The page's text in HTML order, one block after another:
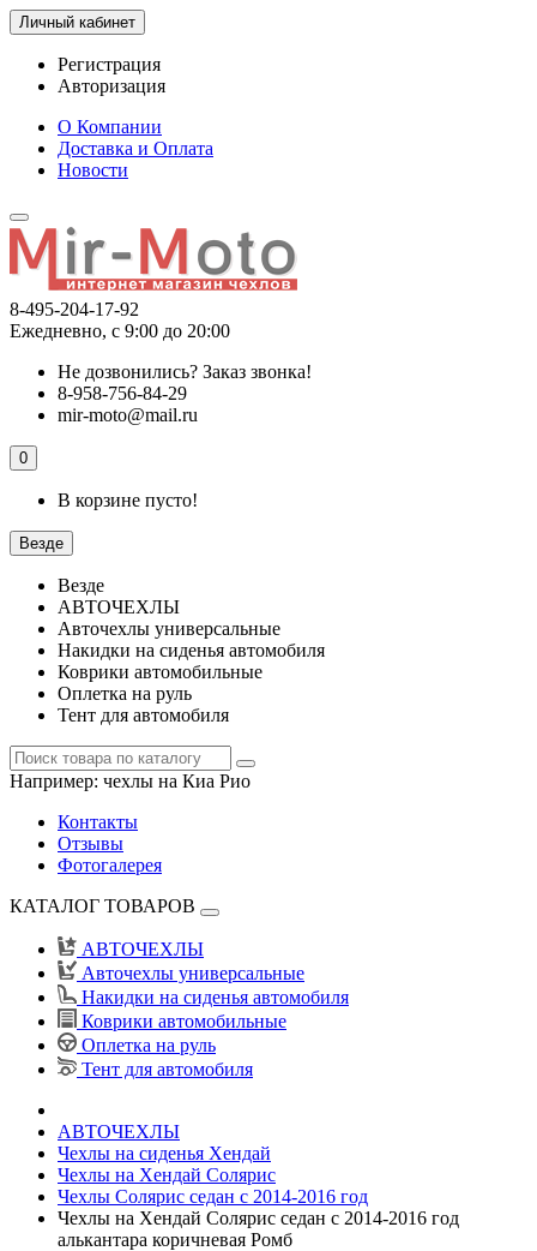
Личный кабинет
Регистрация
Авторизация
О Компании
Доставка и Оплата
Новости
8-495-204-17-92
Ежедневно, с 9:00 до 20:00
Не дозвонились? Заказ звонка!
8-958-756-84-29
mir-moto@mail.ru
0
В корзине пусто!
Везде
Везде
АВТОЧЕХЛЫ
Авточехлы универсальные
Накидки на сиденья автомобиля
Коврики автомобильные
Оплетка на руль
Тент для автомобиля
Например: чехлы на Киа Рио
Контакты
Отзывы
Фотогалерея
КАТАЛОГ ТОВАРОВ
АВТОЧЕХЛЫ
Авточехлы универсальные
Накидки на сиденья автомобиля
Коврики автомобильные
Оплетка на руль
Тент для автомобиля
АВТОЧЕХЛЫ
Чехлы на сиденья Хендай
Чехлы на Хендай Солярис
Чехлы Солярис седан с 2014-2016 год
Чехлы на Хендай Солярис седан с 2014-2016 год
алькантара коричневая Ромб